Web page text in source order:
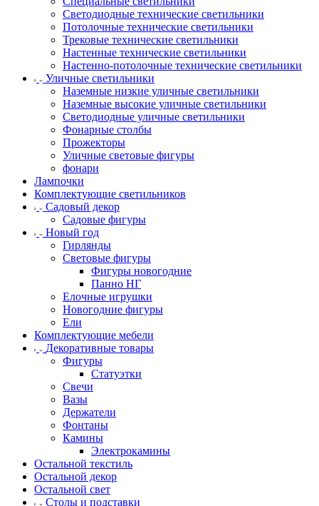
Светодиодные технические светильники
Потолочные технические светильники
Трековые технические светильники
Настенные технические светильники
Настенно-потолочные технические светильники
Уличные светильники
Наземные низкие уличные светильники
Наземные высокие уличные светильники
Светодиодные уличные светильники
Фонарные столбы
Прожекторы
Уличные световые фигуры
фонари
Лампочки
Комплектующие светильников
Садовый декор
Садовые фигуры
Новый год
Гирлянды
Световые фигуры
Фигуры новогодние
Панно НГ
Елочные игрушки
Новогодние фигуры
Ели
Комплектующие мебели
Декоративные товары
Фигуры
Статуэтки
Свечи
Вазы
Держатели
Фонтаны
Камины
Электрокамины
Остальной текстиль
Остальной декор
Остальной свет
Столы и подставки